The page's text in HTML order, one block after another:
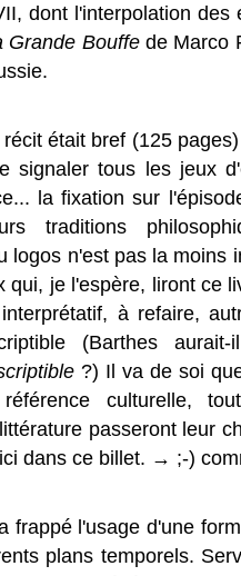
dont l'interpolation
Grande Bouffede Marco
était bref (125
signaler tous les jeux
la fixation sur
traditions
logos n'est pas la moins
qui, je l'espère, liront ce
à refaire,
(Barthes
?) Il va de soi
culturelle,
passeront leur
dans ce billet. → ;-)
frappé l'usage d'une
plans temporels.